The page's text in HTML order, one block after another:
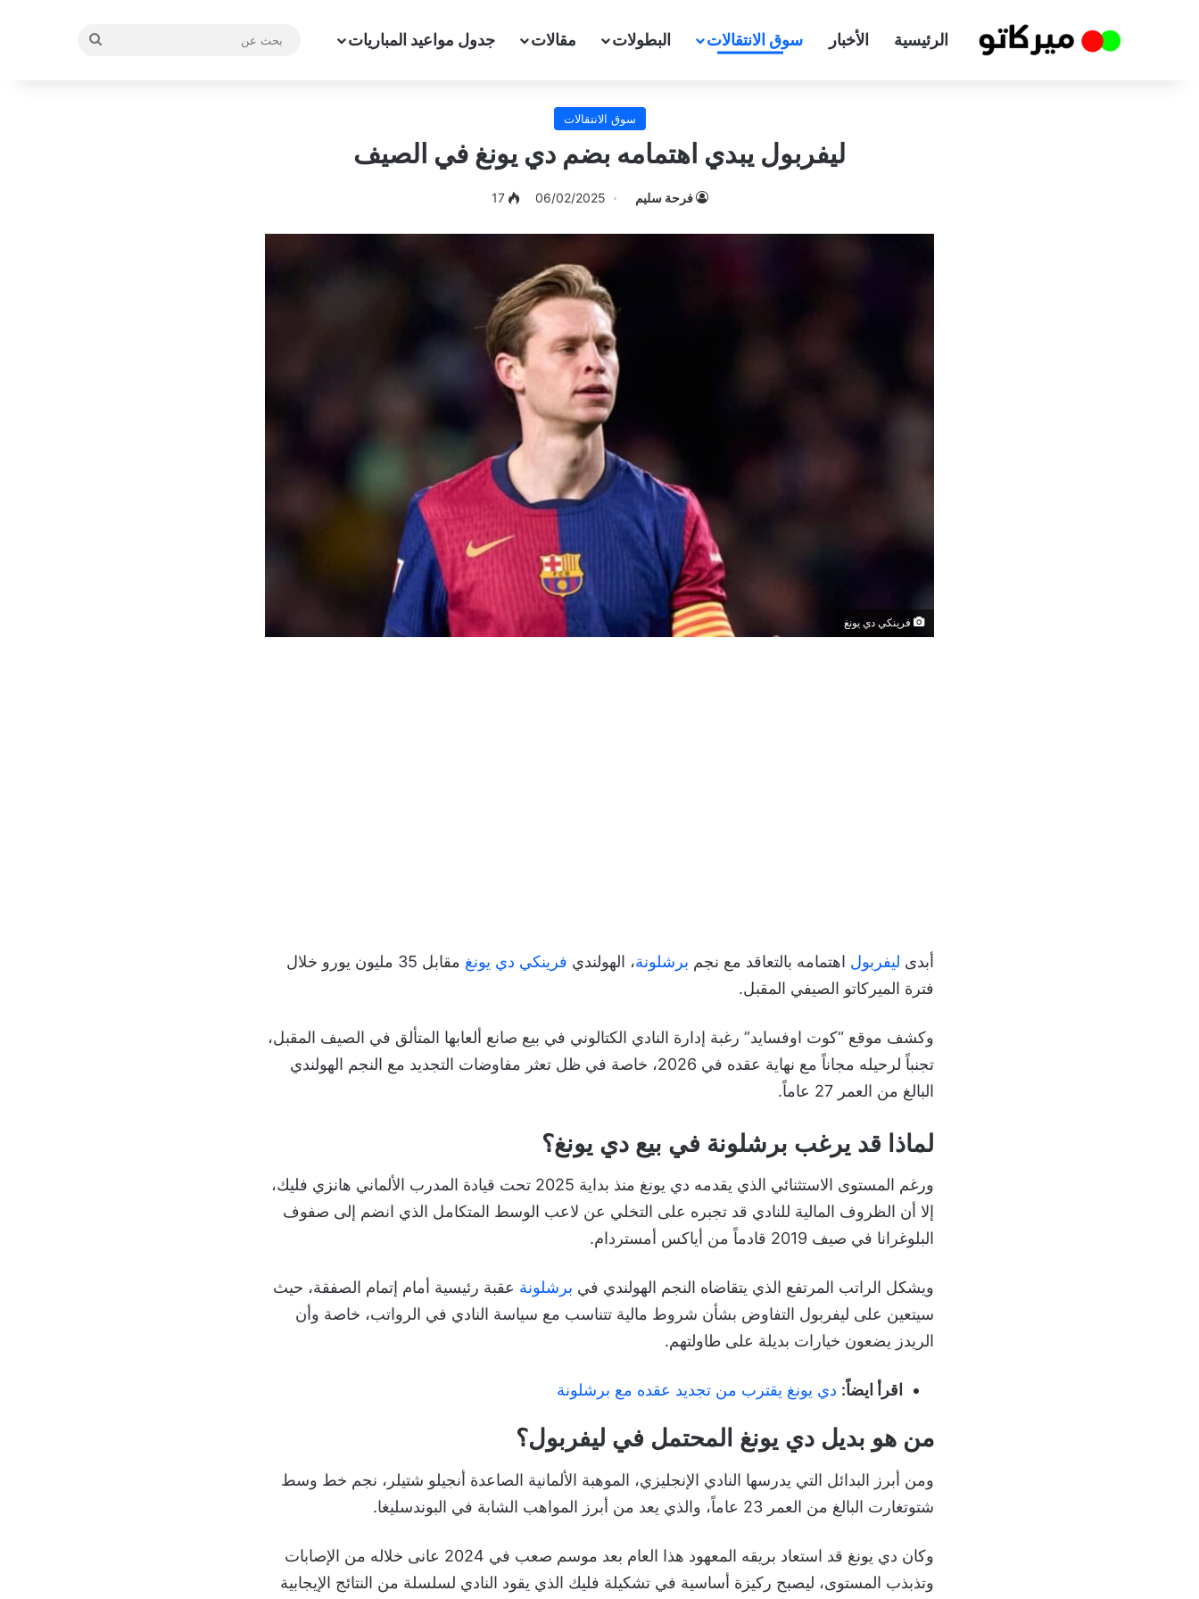
الرئيسية الأخبار سوق الانتقالات البطولات مقالات جدول مواعيد المباريات
سوق الانتقالات
ليفربول يبدي اهتمامه بضم دي يونغ في الصيف
فرحة سليم 06/02/2025
17
فرينكي دي يونغ
أبدى ليفربول اهتمامه بالتعاقد مع نجم برشلونة، الهولندي فرينكي دي يونغ
مقابل 35 مليون يورو خلال
فترة الميركاتو الصيفي المقبل.
وكشف موقع “كوت اوفسايد” رغبة إدارة النادي الكتالوني في بيع صانع ألعابها المتألق في الصيف المقبل،
تجنباً لرحيله مجاناً مع نهاية عقده في 2026، خاصة في ظل تعثر مفاوضات التجديد مع النجم الهولندي
البالغ من العمر 27 عاماً.
لماذا قد يرغب برشلونة في بيع دي يونغ؟
ورغم المستوى الاستثنائي الذي يقدمه دي يونغ منذ بداية 2025 تحت قيادة المدرب الألماني هانزي فليك،
إلا أن الظروف المالية للنادي قد تجبره على التخلي عن لاعب الوسط المتكامل الذي انضم إلى صفوف
البلوغرانا في صيف 2019 قادماً من أياكس أمستردام.
ويشكل الراتب المرتفع الذي يتقاضاه النجم الهولندي في برشلونة عقبة رئيسية أمام إتمام الصفقة، حيث
سيتعين على ليفربول التفاوض بشأن شروط مالية تتناسب مع سياسة النادي في الرواتب، خاصة وأن
الريدز يضعون خيارات بديلة على طاولتهم.
اقرأ ايضاً: دي يونغ يقترب من تجديد عقده مع برشلونة
من هو بديل دي يونغ المحتمل في ليفربول؟
ومن أبرز البدائل التي يدرسها النادي الإنجليزي، الموهبة الألمانية الصاعدة أنجيلو شتيلر، نجم خط وسط
شتوتغارت البالغ من العمر 23 عاماً، والذي يعد من أبرز المواهب الشابة في البوندسليغا.
وكان دي يونغ قد استعاد بريقه المعهود هذا العام بعد موسم صعب في 2024 عانى خلاله من الإصابات
وتذبذب المستوى، ليصبح ركيزة أساسية في تشكيلة فليك الذي يقود النادي لسلسلة من النتائج الإيجابية